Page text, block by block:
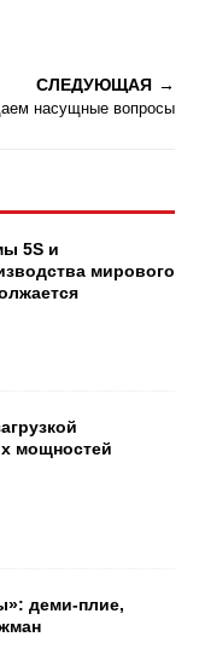
СЛЕДУЮЩАЯ
насущные вопросы
5S и
мирового
мощностей
деми-плие,